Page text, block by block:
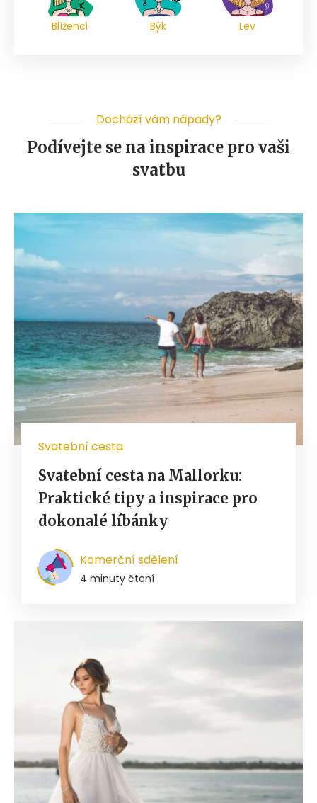
Blíženci Býk Lev
Dochází vám nápady?
Podívejte se na inspirace pro vaši
svatbu
Svatební cesta
Svatební cesta na Mallorku:
Praktické tipy a inspirace pro
dokonalé líbánky
Komerční sdělení
4 minuty čtení